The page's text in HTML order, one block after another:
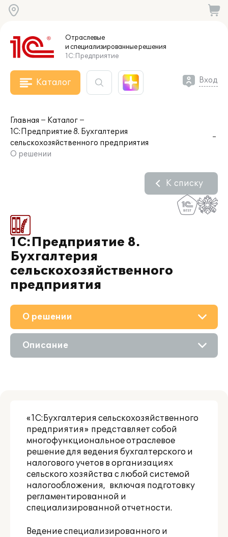
Отраслевые
и специализированныерешения
1С:Предприятие
Каталог Вход
Главная
Каталог
1С:Предприятие 8. Бухгалтерия
сельскохозяйственного предприятия
О решении
1С:Предприятие 8.
Бухгалтерия
сельскохозяйственного
предприятия
К списку
О решении
Приобретение
Материалы
Партнерам
Описание
Сравнение версий
«1С:Бухгалтерия сельскохозяйственного
предприятия» представляет собой
многофункциональное отраслевое
решение для ведения бухгалтерского и
налогового учетов в организациях
сельского хозяйства с любой системой
налогообложения, включая подготовку
регламентированной и
специализированной отчетности.
Ведение специализированного и